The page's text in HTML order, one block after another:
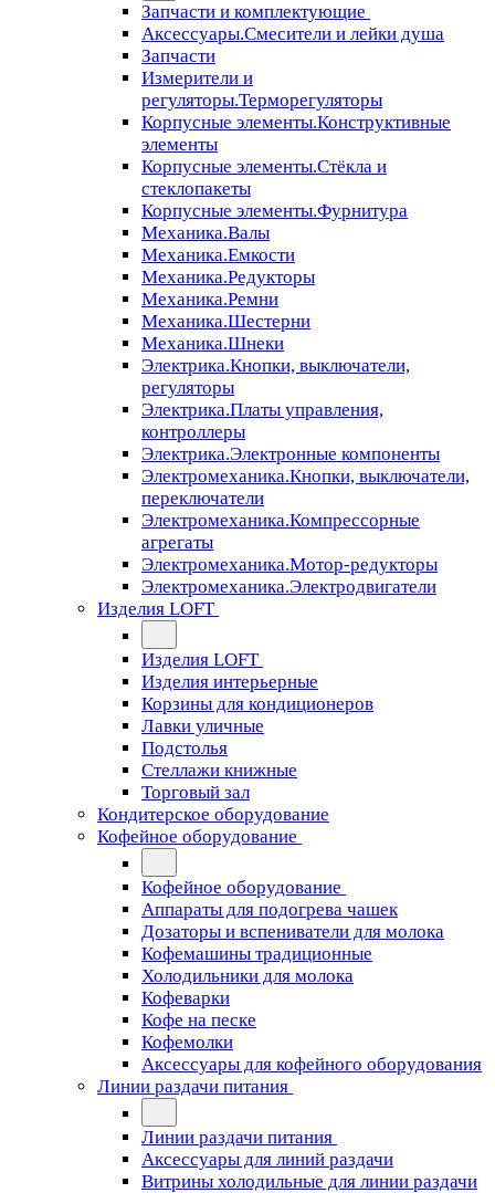
Запчасти и комплектующие
Аксессуары.Смесители и лейки душа
Запчасти
Измерители и
регуляторы.Терморегуляторы
Корпусные элементы.Конструктивные
элементы
Корпусные элементы.Стёкла и
стеклопакеты
Корпусные элементы.Фурнитура
Механика.Валы
Механика.Емкости
Механика.Редукторы
Механика.Ремни
Механика.Шестерни
Механика.Шнеки
Электрика.Кнопки, выключатели,
регуляторы
Электрика.Платы управления,
контроллеры
Электрика.Электронные компоненты
Электромеханика.Кнопки, выключатели,
переключатели
Электромеханика.Компрессорные
агрегаты
Электромеханика.Мотор-редукторы
Электромеханика.Электродвигатели
Изделия LOFT
Изделия LOFT
Изделия интерьерные
Корзины для кондиционеров
Лавки уличные
Подстолья
Стеллажи книжные
Торговый зал
Кондитерское оборудование
Кофейное оборудование
Кофейное оборудование
Аппараты для подогрева чашек
Дозаторы и вспениватели для молока
Кофемашины традиционные
Холодильники для молока
Кофеварки
Кофе на песке
Кофемолки
Аксессуары для кофейного оборудования
Линии раздачи питания
Линии раздачи питания
Аксессуары для линий раздачи
Витрины холодильные для линии раздачи